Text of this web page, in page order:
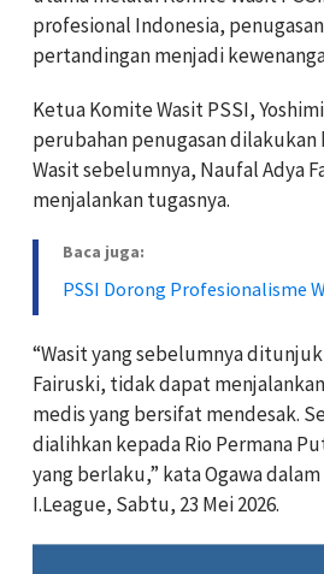
profesional Indonesia,
pertandingan menjadi
Ketua Komite Wasit PSSI,
perubahan penugasan dilakukan
Wasit sebelumnya, Naufal Adya
menjalankan tugasnya.
Baca juga:
PSSI Dorong Profesionalisme
“Wasit yang sebelumnya
Fairuski, tidak dapat
medis yang bersifat mendesak.
dialihkan kepada Rio Permana
yang berlaku,” kata Ogawa
I.League, Sabtu, 23 Mei 2026.